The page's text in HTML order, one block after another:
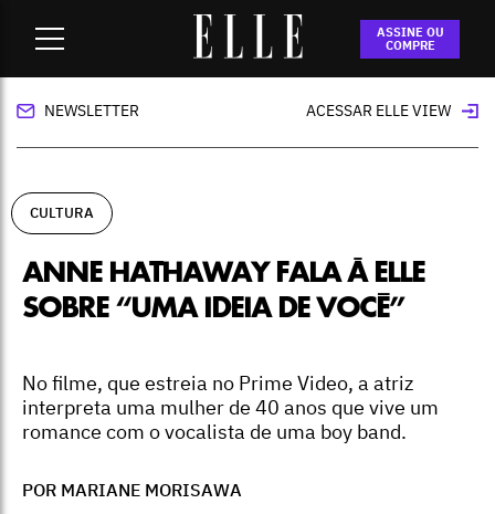
ASSINE OU
COMPRE
Anne Hathaway fala à ELLE sobre “Uma ideia
de você”
NEWSLETTER ACESSAR ELLE VIEW
CULTURA
ANNE HATHAWAY FALA À ELLE
SOBRE “UMA IDEIA DE VOCÊ”
No filme, que estreia no Prime Video, a atriz
interpreta uma mulher de 40 anos que vive um
romance com o vocalista de uma boy band.
POR MARIANE MORISAWA